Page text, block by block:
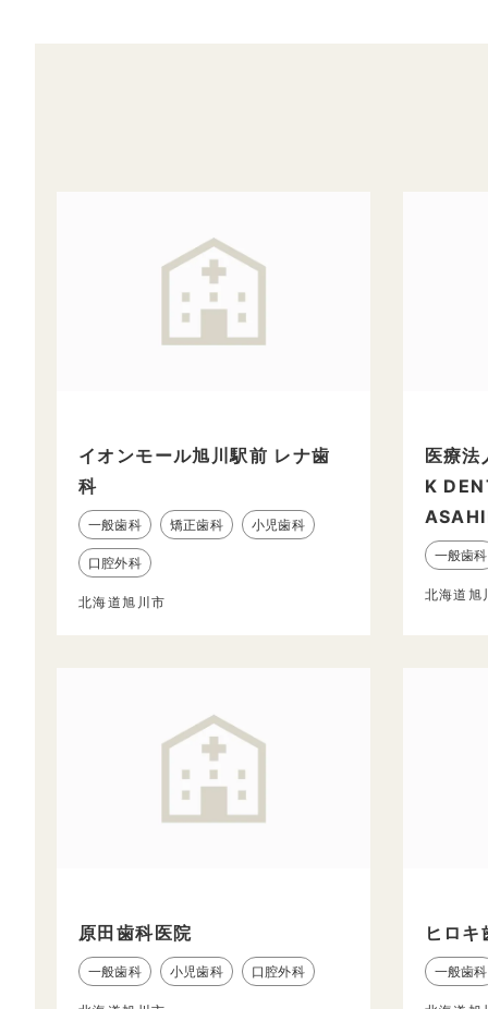
イオンモール旭川駅前 レナ歯
科
一般歯科 矯正歯科 小児歯科
口腔外科
北海道旭川市
医療
K
一般歯科
北海道旭
原田歯科医院
一般歯科 小児歯科 口腔外科
ヒロキ
一般歯科